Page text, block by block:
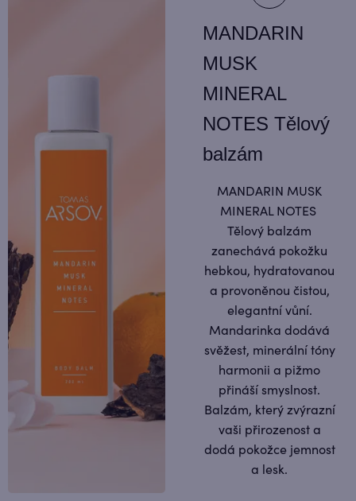
MANDARIN
MUSK
MINERAL
NOTES Tělový
balzám
MANDARIN MUSK
MINERAL NOTES
Tělový balzám
zanechává pokožku
hebkou, hydratovanou
a provoněnou čistou,
elegantní vůní.
Mandarinka dodává
svěžest, minerální tóny
harmonii a pižmo
přináší smyslnost.
Balzám, který zvýrazní
vaši přirozenost a
dodá pokožce jemnost
a lesk.